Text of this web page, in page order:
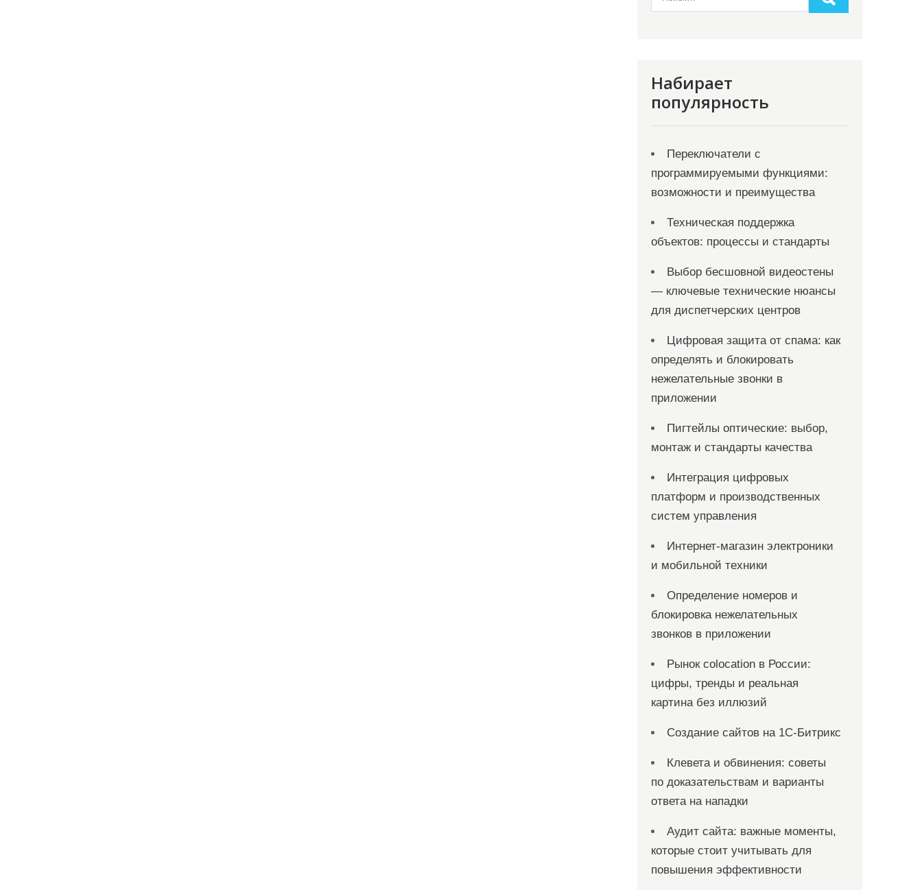
Набирает
популярность
Переключатели с
программируемыми функциями:
возможности и преимущества
Техническая поддержка
объектов: процессы и стандарты
Выбор бесшовной видеостены
— ключевые технические нюансы
для диспетчерских центров
Цифровая защита от спама: как
определять и блокировать
нежелательные звонки в
приложении
Пигтейлы оптические: выбор,
монтаж и стандарты качества
Интеграция цифровых
платформ и производственных
систем управления
Интернет-магазин электроники
и мобильной техники
Определение номеров и
блокировка нежелательных
звонков в приложении
Рынок colocation в России:
цифры, тренды и реальная
картина без иллюзий
Создание сайтов на 1С-Битрикс
Клевета и обвинения: советы
по доказательствам и варианты
ответа на нападки
Аудит сайта: важные моменты,
которые стоит учитывать для
повышения эффективности